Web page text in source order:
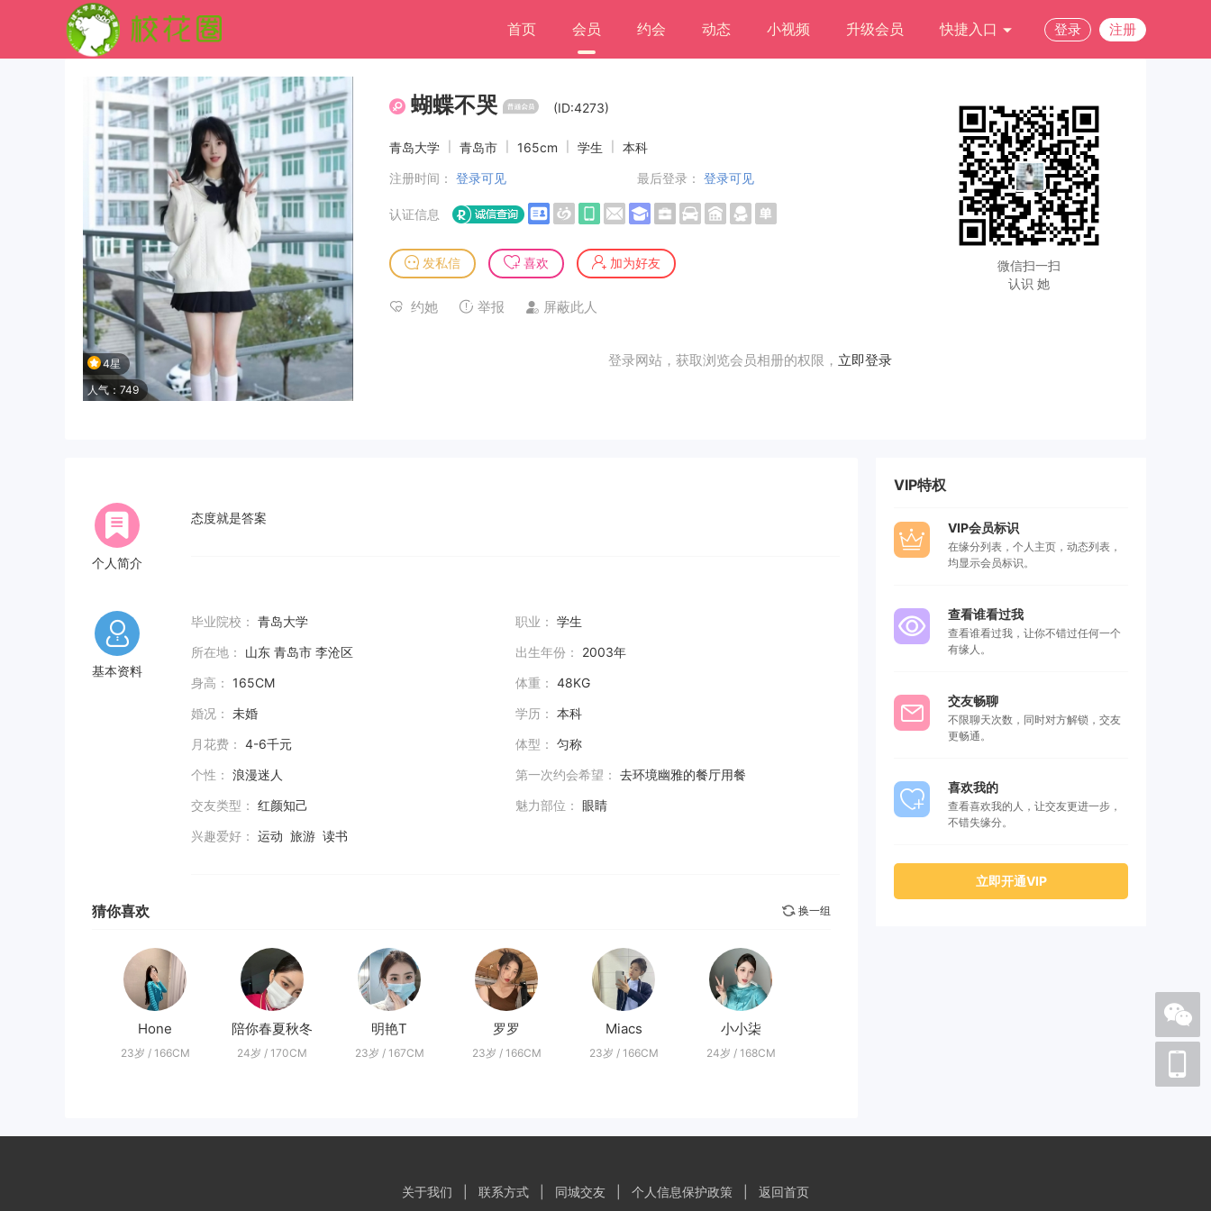
首页 会员 约会 动态 小视频 升级会员 快捷入口 登录 注册
4星
人气：749
蝴蝶不哭 (ID:4273)
青岛大学 青岛市 165cm 学生
本科
注册时间： 登录可见 最后登录： 登录可见
认证信息
发私信 喜欢 加为好友
约她 举报 屏蔽此人
登录网站，获取浏览会员相册的权限， 立即登录
微信扫一扫
认识 她
个人简介
态度就是答案
基本资料
毕业院校： 青岛大学 职业： 学生
所在地：
山东 青岛市 李沧区 出生年份：
2003年
身高：
165CM 体重： 48KG
婚况： 未婚 学历： 本科
月花费： 4-6千元 体型： 匀称
个性： 浪漫迷人 第一次约会希望： 去环境幽雅的餐厅用餐
交友类型： 红颜知己 魅力部位： 眼睛
兴趣爱好： 运动 旅游 读书
猜你喜欢 换一组
Hone
23岁 / 166CM
陪你春夏秋冬
24岁 / 170CM
明艳T
23岁 / 167CM
罗罗
23岁 / 166CM
Miacs
23岁 / 166CM
小小柒
24岁 / 168CM
VIP特权
VIP会员标识
在缘分列表，个人主页，动态列表，
均显示会员标识。
查看谁看过我
查看谁看过我，让你不错过任何一个
有缘人。
交友畅聊
不限聊天次数，同时对方解锁，交友
更畅通。
喜欢我的
查看喜欢我的人，让交友更进一步，
不错失缘分。
立即开通VIP
关于我们 联系方式 同城交友 个人信息保护政策 返回首页